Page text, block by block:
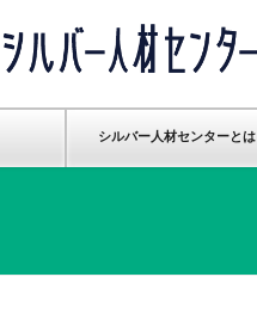
シルバー人材センターとは